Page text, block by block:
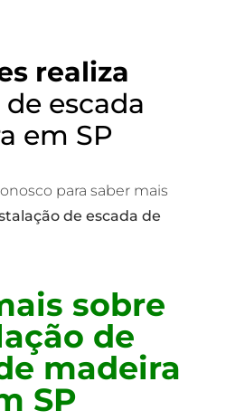
realiza
escada
em SP
para saber mais
de escada de
sobre
de
madeira
SP